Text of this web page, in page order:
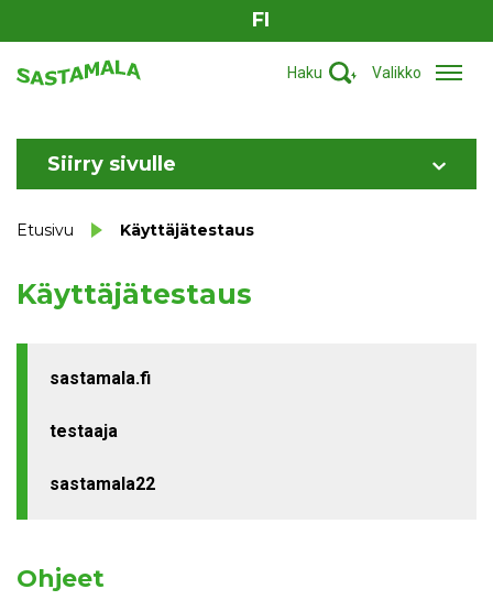
FI
Haku Valikko
Etusivu Käyttäjätestaus
Siirry sivulle
Käyttäjätestaus
sastamala.fi
testaaja
sastamala22
Ohjeet